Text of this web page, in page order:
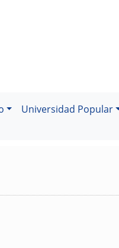
Universidad Popular